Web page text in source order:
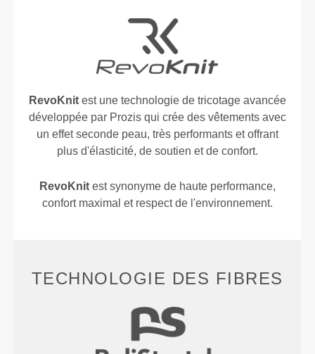
RevoKnitest une technologie de tricotage avancée
développée par Prozis qui crée des vêtements avec
un effet seconde peau, très performants et offrant
plus d'élasticité, de soutien et de confort.
RevoKnitest synonyme de haute performance,
confort maximal et respect de l'environnement.
TECHNOLOGIE DES FIBRES